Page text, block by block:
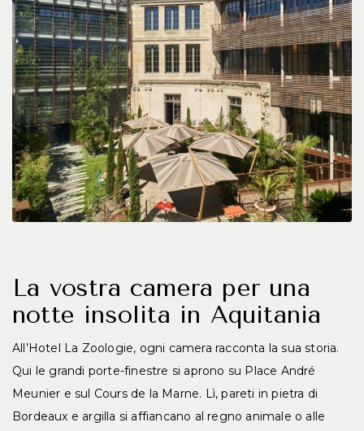
La vostra camera per una
notte insolita in Aquitania
All’Hotel La Zoologie, ogni camera racconta la sua storia.
Qui le grandi porte-finestre si aprono su Place André
Meunier e sul Cours de la Marne. Lì, pareti in pietra di
Bordeaux e argilla si affiancano al regno animale o alle